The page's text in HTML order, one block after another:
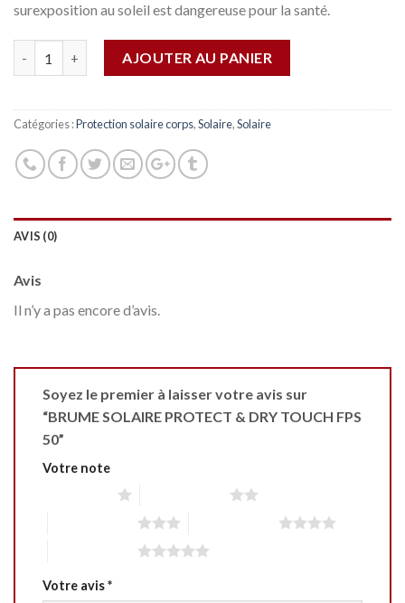
surexposition au soleil est dangereuse pour la santé.
AJOUTER AU PANIER
Catégories :Protection solaire corps,Solaire,Solaire
AVIS (0)
Avis
Il n’y a pas encore d’avis.
Soyez le premier à laisser votre avis sur
“BRUME SOLAIRE PROTECT & DRY TOUCH FPS
50”
Votre note
Votre avis*